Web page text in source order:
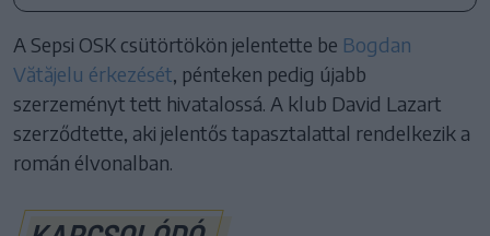
A Sepsi OSK csütörtökön jelentette be Bogdan
Vătăjelu érkezését, pénteken pedig újabb
szerzeményt tett hivatalossá. A klub David Lazart
szerződtette, aki jelentős tapasztalattal rendelkezik a
román élvonalban.